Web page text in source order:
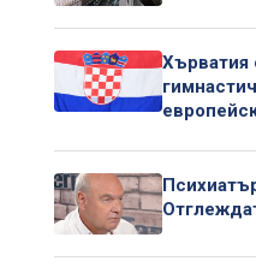
Хърватия